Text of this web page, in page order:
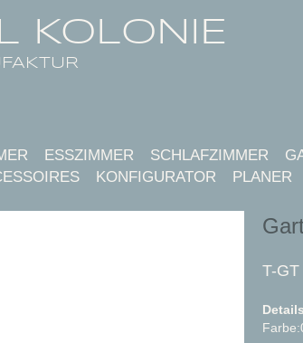
KOLONIE
ESSZIMMER SCHLAFZIMMER
KONFIGURATOR PLANER
T-GT
Details